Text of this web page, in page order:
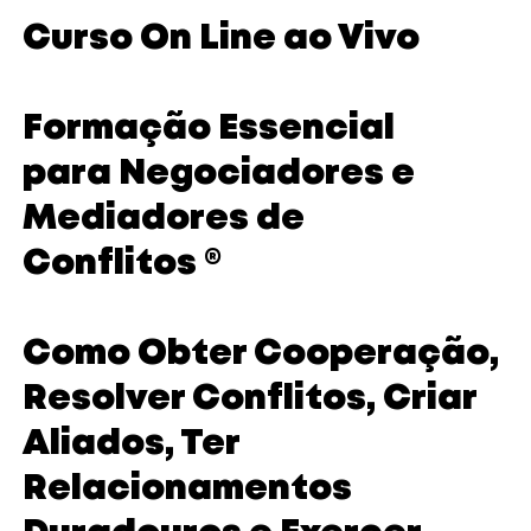
Curso On Line ao Vivo
Formação Essencial
para Negociadores e
Mediadores de
Conflitos ®
Como Obter Cooperação,
Resolver Conflitos, Criar
Aliados, Ter
Relacionamentos